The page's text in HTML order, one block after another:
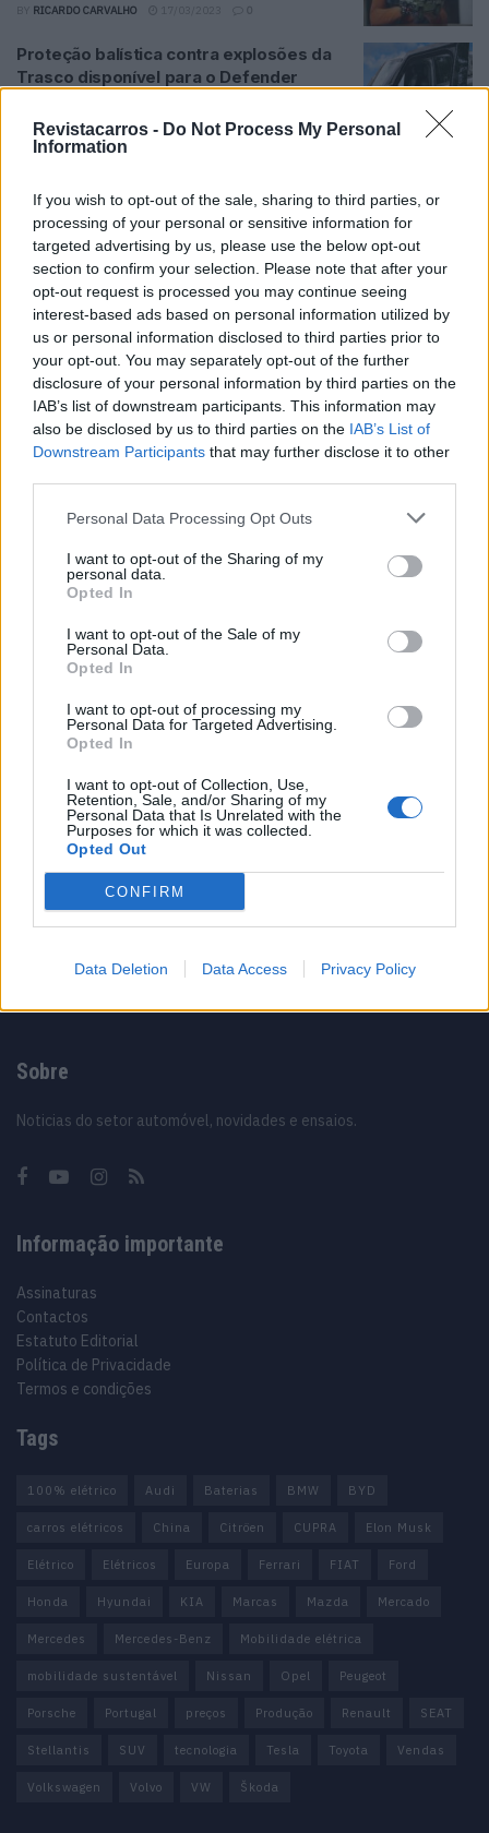
Revistacarros - Do Not Process My Personal
Information
If you wish to opt-out of the sale, sharing to third parties, or
processing of your personal or sensitive information for
targeted advertising by us, please use the below opt-out
section to confirm your selection. Please note that after your
opt-out request is processed you may continue seeing
interest-based ads based on personal information utilized by
us or personal information disclosed to third parties prior to
your opt-out. You may separately opt-out of the further
disclosure of your personal information by third parties on the
IAB’s list of downstream participants. This information may
also be disclosed by us to third parties on the IAB’s List of
Downstream Participants that may further disclose it to other
Personal Data Processing Opt Outs
I want to opt-out of the Sharing of my
personal data.
Opted In
I want to opt-out of the Sale of my
Personal Data.
Opted In
I want to opt-out of processing my
Personal Data for Targeted Advertising.
Opted In
I want to opt-out of Collection, Use,
Retention, Sale, and/or Sharing of my
Personal Data that Is Unrelated with the
Purposes for which it was collected.
Opted Out
CONFIRM
Data Deletion Data Access Privacy Policy
RICARDO CARVALHO 0
Proteção balística contra explosões da
Trasco disponível para o Defender
Land Rover lança série especial que
RICARDO CARVALHO 19/09/2022 0
Land Rover revela versão de oito lugares
do novo Defender
RICARDO CARVALHO 31/05/2022 0
Land Rover está a desenvolver um
concept do Defender a hidrogénio
RICARDO CARVALHO 15/06/2021 0
1 2
Este é um Porsche 911 Carrera RS 2.7 Safari
13/03/2024
nada assim!
O Toyota mais português continua à venda
40 anos depois
31/07/2026
Vídeo – Os renovados Skoda Scala e Kamiq
12/02/2024
Sobre
Noticias do setor automóvel, novidades e ensaios.
Informação importante
Assinaturas
Contactos
Estatuto Editorial
Política de Privacidade
Termos e condições
Tags
100% elétrico Audi Baterias BMW BYD
carros elétricos China Citröen CUPRA Elon Musk
Elétrico Elétricos Europa Ferrari FIAT Ford
Honda Hyundai KIA Marcas Mazda Mercado
Mercedes Mercedes-Benz Mobilidade elétrica
mobilidade sustentável Nissan Opel Peugeot
Porsche Portugal preços Produção Renault SEAT
Stellantis SUV tecnologia Tesla Toyota Vendas
Volkswagen Volvo VW Škoda